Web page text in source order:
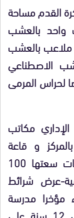
05 ملاعب لكرة القدم مساحة
–ملعب واحد بالعشب
الطبيعي و ملعب بأرضية صلبة و 03 ملاعب بالعشب
الاصطناعي
لحراس المرمى
مكاتب
و قاعة
متعددة الاستعمالات و الاختصاصات سعتها 100
عرض شرائط
مدرسة